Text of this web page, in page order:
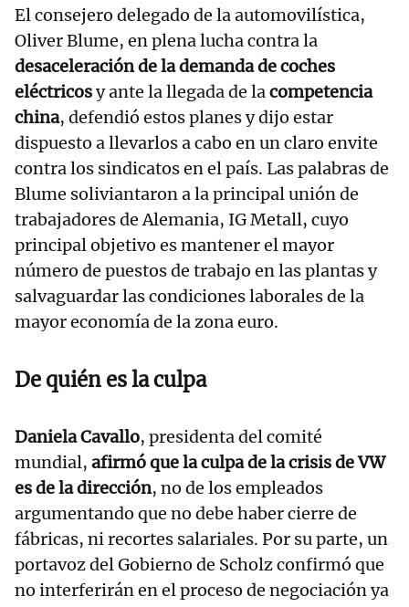
El consejero delegado de la automovilística,
Oliver Blume, en plena lucha contra la
desaceleración de la demanda de coches
eléctricosy ante la llegada de lacompetencia
china, defendió estos planes y dijo estar
dispuesto a llevarlos a cabo en un claro envite
contra los sindicatos en el país. Las palabras de
Blume soliviantaron a la principal unión de
trabajadores de Alemania, IG Metall, cuyo
principal objetivo es mantener el mayor
número de puestos de trabajo en las plantas y
salvaguardar las condiciones laborales de la
mayor economía de la zona euro.
De quién es la culpa
Daniela Cavallo, presidenta del comité
mundial, afirmó que la culpa de la crisis de VW
es de la dirección, no de los empleados
argumentando que no debe haber cierre de
fábricas, ni recortes salariales. Por su parte, un
portavoz del Gobierno de Scholz confirmó que
no interferirán en el proceso de negociación ya